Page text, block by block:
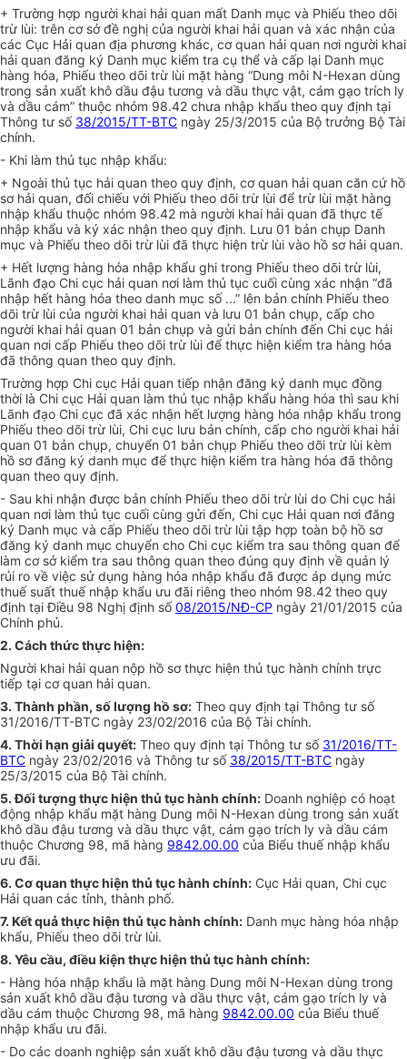
+ Trường hợp người khai hải quan mất Danh mục và Phiếu theo dõi
trừ lùi: trên cơ sở đề nghị của người khai hải quan và xác nhận của
các Cục Hải quan địa phương khác, cơ quan hải quan nơi người khai
hải quan đăng ký Danh mục kiểm tra cụ thể và cấp lại Danh mục
hàng hóa, Phiếu theo dõi trừ lùi mặt hàng “Dung môi N-Hexan dùng
trong sản xuất khô dầu đậu tương và dầu thực vật, cám gạo trích ly
và dầu cám” thuộc nhóm 98.42 chưa nhập khẩu theo quy định tại
Thông tư số 38/2015/TT-BTC ngày 25/3/2015 của Bộ trưởng Bộ Tài
chính.
- Khi làm thủ tục nhập khẩu:
+ Ngoài thủ tục hải quan theo quy định, cơ quan hải quan căn cứ hồ
sơ hải quan, đối chiếu với Phiếu theo dõi trừ lùi để trừ lùi mặt hàng
nhập khẩu thuộc nhóm 98.42 mà người khai hải quan đã thực tế
nhập khẩu và ký xác nhận theo quy định. Lưu 01 bản chụp Danh
mục và Phiếu theo dõi trừ lùi đã thực hiện trừ lùi vào hồ sơ hải quan.
+ Hết lượng hàng hóa nhập khẩu ghi trong Phiếu theo dõi trừ lùi,
Lãnh đạo Chi cục hải quan nơi làm thủ tục cuối cùng xác nhận “đã
nhập hết hàng hóa theo danh mục số ...” lên bản chính Phiếu theo
dõi trừ lùi của người khai hải quan và lưu 01 bản chụp, cấp cho
người khai hải quan 01 bản chụp và gửi bản chính đến Chi cục hải
quan nơi cấp Phiếu theo dõi trừ lùi để thực hiện kiểm tra hàng hóa
đã thông quan theo quy định.
Trường hợp Chi cục Hải quan tiếp nhận đăng ký danh mục đồng
thời là Chi cục Hải quan làm thủ tục nhập khẩu hàng hóa thì sau khi
Lãnh đạo Chi cục đã xác nhận hết lượng hàng hóa nhập khẩu trong
Phiếu theo dõi trừ lùi, Chi cục lưu bản chính, cấp cho người khai hải
quan 01 bản chụp, chuyển 01 bản chụp Phiếu theo dõi trừ lùi kèm
hồ sơđăng ký danh mục để thực hiện kiểm tra hàng hóa đã thông
quan theo quy định.
- Sau khi nhận được bản chính Phiếu theo dõi trừ lùi do Chi cục hải
quan nơi làm thủ tục cuối cùng gửi đến, Chi cục Hải quan nơi đăng
ký Danh mục và cấp Phiếu theo dõi trừ lùi tập hợp toàn bộ hồ sơ
đăng ký danh mục chuyển cho Chi cục kiểm tra sau thông quan để
làm cơ sở kiểm tra sau thông quan theo đúng quy định về quản lý
rủi ro về việc sử dụng hàng hóa nhập khẩu đã được áp dụng mức
thuế suất thuế nhập khẩu ưu đãi riêng theo nhóm 98.42 theo quy
định tại Điều 98 Nghị định số08/2015/NĐ-CP ngày 21/01/2015 của
Chính phủ.
2. Cách thức thực hiện:
Người khai hải quan nộp hồ sơthực hiện thủ tục hành chính trực
tiếp tại cơ quan hải quan.
3. Thành phần, số lượng hồ sơ: Theo quy định tại Thông tư số
31/2016/TT-BTC ngày 23/02/2016 của Bộ Tài chính.
4. Thời hạn giải quyết: Theo quy định tại Thông tư số 31/2016/TT-
BTC ngày 23/02/2016 và Thông tư số 38/2015/TT-BTC ngày
25/3/2015 của Bộ Tài chính.
5. Đối tượng thực hiện thủ tục hành chính: Doanh nghiệp có hoạt
động nhập khẩu mặt hàng Dung môi N-Hexan dùng trong sản xuất
khô dầu đậu tương và dầu thực vật, cám gạo trích ly và dầu cám
thuộc Chương 98, mã hàng 9842.00.00 của Biểu thuế nhập khẩu
ưu đãi.
6. Cơ quan thực hiện thủ tục hành chính: Cục Hải quan, Chi cục
Hải quan các tỉnh, thành phố.
7. Kết quả thực hiện thủ tục hành chính: Danh mục hàng hóa nhập
khẩu, Phiếu theo dõi trừ lùi.
8. Yêu cầu, điều kiện thực hiện thủ tục hành chính:
- Hàng hóa nhập khẩu là mặt hàng Dung môi N-Hexan dùng trong
sản xuất khô dầu đậu tương và dầu thực vật, cám gạo trích ly và
dầu cám thuộc Chương 98, mã hàng 9842.00.00 của Biểu thuế
nhập khẩu ưu đãi.
- Do các doanh nghiệp sản xuất khô dầu đậu tương và dầu thực